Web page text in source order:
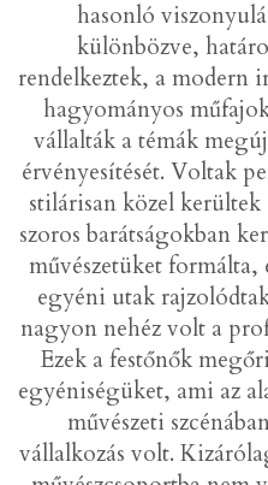
hasonló
különbözve,
rendelkeztek, a modern
hagyományos
vállalták a témák
érvényesítését. Voltak
stilárisan közel
szoros barátságokban
művészetüket
egyéni utak
nagyon nehéz volt a
Ezek a festőnők
egyéniségüket, ami az
művészeti
vállalkozás volt.